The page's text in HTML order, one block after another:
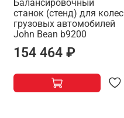
Балансировочный
станок (стенд) для колес
грузовых автомобилей
Jоhn Bean b9200
154 464 ₽